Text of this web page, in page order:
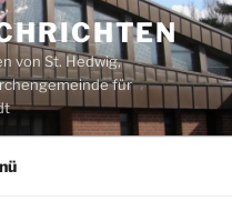
von St. Hedwig,
für